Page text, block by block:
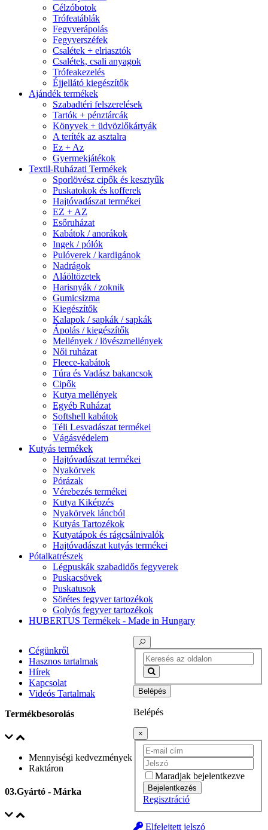
Célzóbotok
Trófeatáblák
Fegyverápolás
Fegyverszéfek
Csalétek + elriasztók
Csalétek, csali anyagok
Trófeakezelés
Éjjellátó kiegészítők
Ajándék termékek
Szabadtéri felszerelések
Tartók + pénztárcák
Könyvek + üdvözlőkártyák
A teríték az asztalra
Ez + Az
Gyermekjátékok
Textil-Ruházati Termékek
Sporlövész cipők és kesztyűk
Puskatokok és kofferek
Hajtóvadászat termékei
EZ + AZ
Esőruházat
Kabátok / anorákok
Ingek / pólók
Pulóverek / kardigánok
Nadrágok
Aláöltözetek
Harisnyák / zoknik
Gumicsizma
Kiegészítők
Kalapok / sapkák / sapkák
Ápolás / kiegészítők
Mellények / lövészmellények
Női ruházat
Fleece-kabátok
Túra és Vadász bakancsok
Cipők
Kutya mellények
Egyéb Ruházat
Softshell kabátok
Téli Lesvadászat termékei
Vágásvédelem
Kutyás termékek
Hajtóvadászat termékei
Nyakörvek
Pórázak
Vérebezés termékei
Kutya Kiképzés
Nyakörvek láncból
Kutyás Tartozékok
Kutyatápok és rágcsálnivalók
Hajtóvadászat kutyás termékei
Pótalkatrészek
Légpuskák szabadidős fegyverek
Puskacsövek
Puskatusok
Sörétes fegyver tartozékok
Golyós fegyver tartozékok
HUBERTUS Termékek - Made in Hungary
Cégünkről
Hasznos tartalmak
Hírek
Kapcsolat
Videós Tartalmak
Belépés
Belépés
×
Maradjak bejelentkezve
Bejelentkezés
Regisztráció
Elfelejtett jelszó
Termékbesorolás
Mennyiségi kedvezmények
Raktáron
03.Gyártó - Márka